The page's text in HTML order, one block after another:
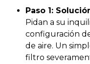
Paso 1:
Pidan a su
configuración
de aire. Un
filtro